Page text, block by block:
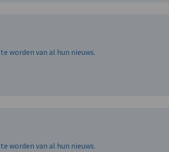
worden van al hun nieuws.
worden van al hun nieuws.